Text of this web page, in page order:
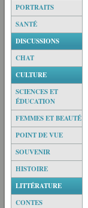
PORTRAITS
SANTÉ
DISCUSSIONS
CHAT
CULTURE
SCIENCES ET
ÉDUCATION
FEMMES ET BEAUTÉ
POINT DE VUE
SOUVENIR
HISTOIRE
LITTÉRATURE
CONTES